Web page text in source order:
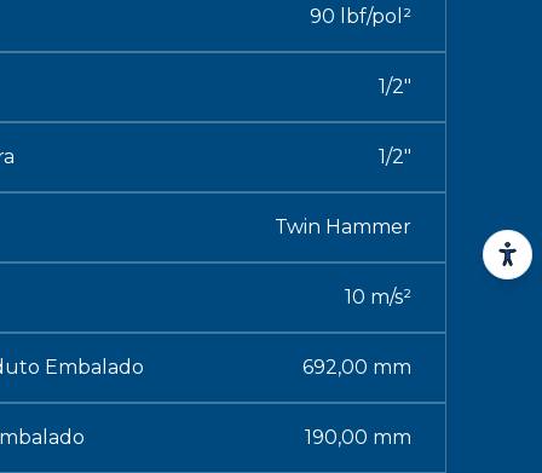
90 lbf/pol²
1/2"
1/2"
Twin Hammer
10 m/s²
Embalado 692,00 mm
190,00 mm